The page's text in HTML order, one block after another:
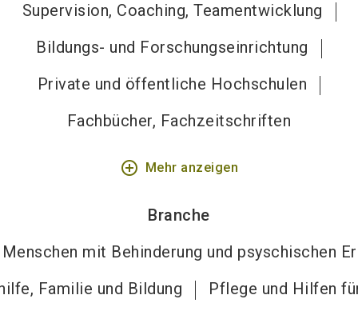
Supervision, Coaching, Teamentwicklung
Bildungs- und Forschungseinrichtung
Private und öffentliche Hochschulen
Fachbücher, Fachzeitschriften
add_circle_outline Mehr anzeigen
Branche
mit Behinderung und psyschischen
Familie und Bildung
Pflege und Hilfen